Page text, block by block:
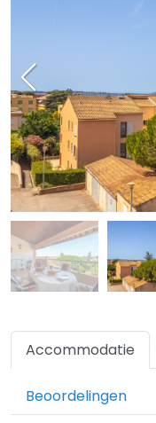
Accommodatie
Beoordelingen